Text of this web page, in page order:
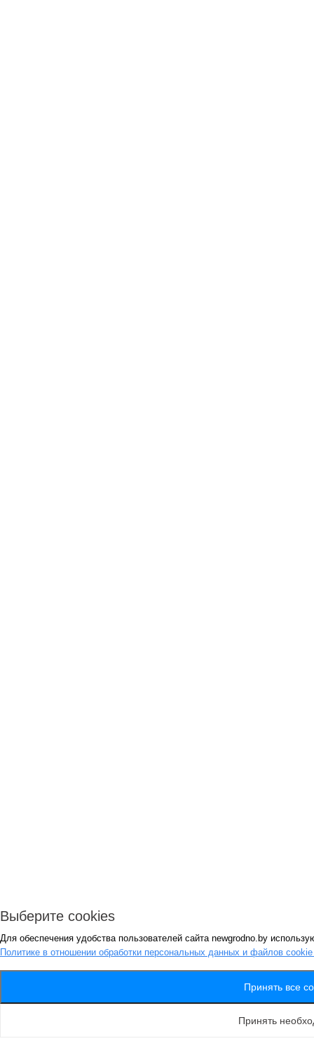
Выберите cookies
Для обеспечения удобства пользователей сайта newgrodno.by
Политике в отношении обработки персональных данных и файлов
Принять все
Принять